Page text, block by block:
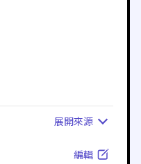
展開來源
編輯